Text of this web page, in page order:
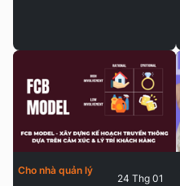
Cho nhà quản lý
24 Thg 01